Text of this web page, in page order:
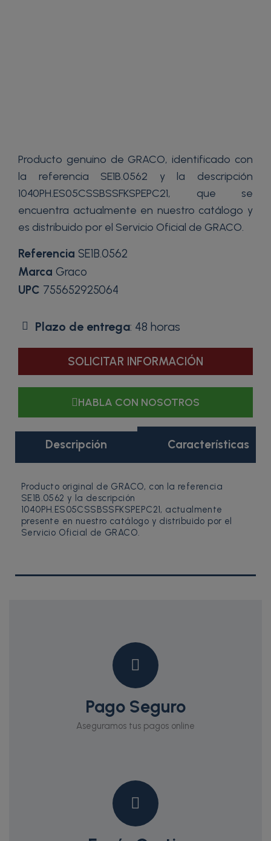
Producto genuino de GRACO, identificado con
la referencia SE1B.0562 y la descripción
1040PH.ES05CSSBSSFKSPEPC21, que se
encuentra actualmente en nuestro catálogo y
es distribuido por el Servicio Oficial de GRACO.
Referencia SE1B.0562
Marca Graco
UPC 755652925064
Plazo de entrega: 48 horas
SOLICITAR INFORMACIÓN
HABLA CON NOSOTROS
Descripción Características
Producto original de GRACO, con la referencia
SE1B.0562 y la descripción
1040PH.ES05CSSBSSFKSPEPC21, actualmente
presente en nuestro catálogo y distribuido por el
Servicio Oficial de GRACO.
Pago Seguro
Aseguramos tus pagos online